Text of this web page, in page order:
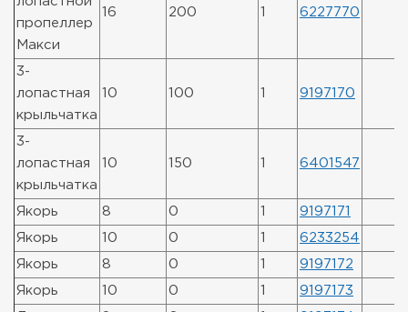
пропеллер
Макси
16 200 1 6227770
3-
лопастная
крыльчатка
10 100 1 9197170
3-
лопастная
крыльчатка
10 150 1 6401547
Якорь 8 0 1 9197171
Якорь 10 0 1 6233254
Якорь 8 0 1 9197172
Якорь 10 0 1 9197173